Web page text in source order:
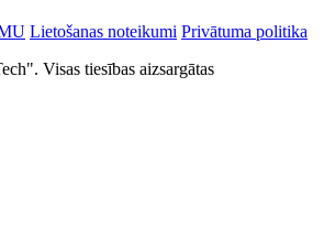
Lietošanas noteikumi Privātuma politika
Visas tiesības aizsargātas